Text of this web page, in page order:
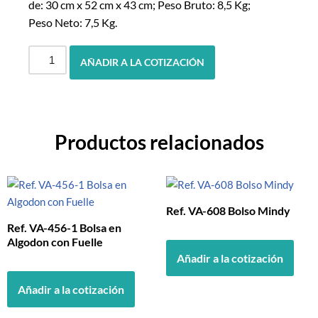
de: 30 cm x 52 cm x 43 cm; Peso Bruto: 8,5 Kg;
Peso Neto: 7,5 Kg.
AÑADIR A LA COTIZACIÓN
Productos relacionados
Ref. VA-456-1 Bolsa en
Algodon con Fuelle
Añadir a la cotización
Ref. VA-608 Bolso Mindy
Añadir a la cotización